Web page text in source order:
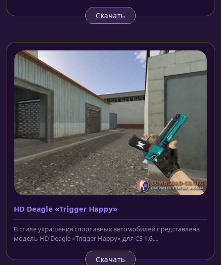
Скачать
HD Deagle «Trigger Happy»
В стиле украшения спортивных автомобилей представлена
модель HD Deagle «Trigger Happy» для CS 1.6....
Скачать